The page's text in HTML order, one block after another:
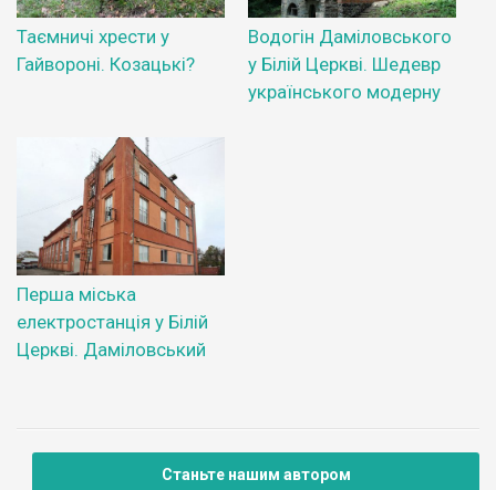
Таємничі хрести у
Гайвороні. Козацькі?
Водогін Даміловського
у Білій Церкві. Шедевр
українського модерну
Перша міська
електростанція у Білій
Церкві. Даміловський
Станьте нашим автором